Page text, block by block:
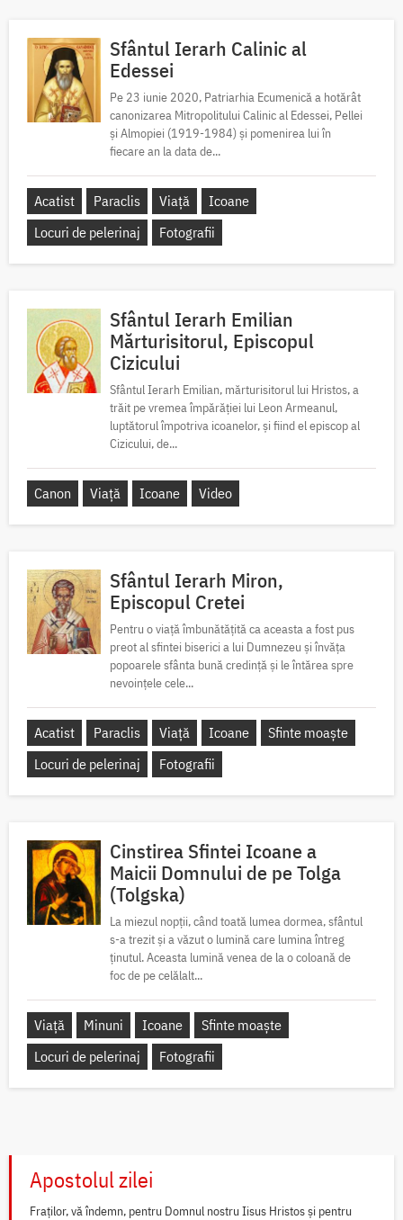
Sfântul Ierarh Calinic al
Edessei
Pe 23 iunie 2020, Patriarhia Ecumenică a hotărât
canonizarea Mitropolitului Calinic al Edessei, Pellei
și Almopiei (1919-1984) și pomenirea lui în
fiecare an la data de...
Acatist Paraclis Viață
Icoane
Locuri de pelerinaj
Fotografii
Sfântul Ierarh Emilian
Mărturisitorul, Episcopul
Cizicului
Sfântul Ierarh Emilian, mărturisitorul lui Hristos, a
trăit pe vremea împărăției lui Leon Armeanul,
luptătorul împotriva icoanelor, și fiind el episcop al
Cizicului, de...
Canon Viață Icoane Video
Sfântul Ierarh Miron,
Episcopul Cretei
Pentru o viață îmbunătățită ca aceasta a fost pus
preot al sfintei biserici a lui Dumnezeu și învăța
popoarele sfânta bună credință și le întărea spre
nevoințele cele...
Acatist Paraclis Viață Icoane
Sfinte moaște
Locuri de pelerinaj
Fotografii
Cinstirea Sfintei Icoane a
Maicii Domnului de pe Tolga
(Tolgska)
La miezul nopții, când toată lumea dormea, sfântul
s-a trezit și a văzut o lumină care lumina întreg
ținutul. Aceasta lumină venea de la o coloană de
foc de pe celălalt...
Viață Minuni Icoane
Sfinte moaște
Locuri de pelerinaj
Fotografii
Apostolul zilei
Fraților, vă îndemn, pentru Domnul nostru Iisus Hristos și pentru